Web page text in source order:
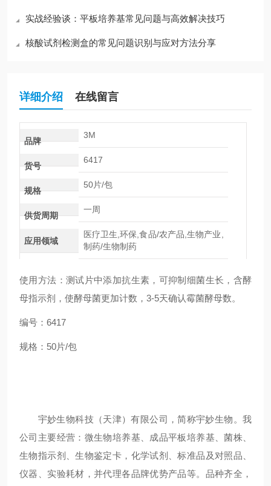
实战经验谈：平板培养基常见问题与高效解决技巧
核酸试剂检测盒的常见问题识别与应对方法分享
详细介绍 在线留言
品牌
3M
货号
6417
规格
50片/包
供货周期
一周
应用领域
医疗卫生,环保,食品/农产品,生物产业,
制药/生物制药
使用方法：测试片中添加抗生素，可抑制细菌生长，含酵
母指示剂，使酵母菌更加计数，3-5天确认霉菌酵母数。
编号：6417
规格：50片/包
宇妙生物科技（天津）有限公司，简称宇妙生物。我
公司主要经营：微生物培养基、成品平板培养基、菌株、
生物指示剂、生物鉴定卡，化学试剂、标准品及对照品、
仪器、实验耗材，并代理各品牌优势产品等。品种齐全，